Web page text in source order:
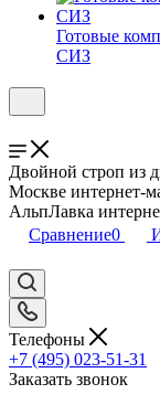
Готовые
СИЗ
Двойной строп из
Москве интернет-
АльпЛавка
Сравнение0
Телефоны
+7 (495) 023-51-31
Заказать звонок